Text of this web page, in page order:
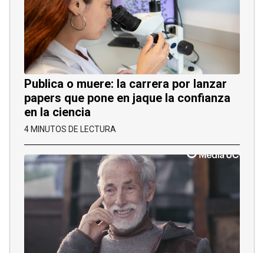
Publica o muere: la carrera por lanzar
papers que pone en jaque la confianza
en la ciencia
4 MINUTOS DE LECTURA